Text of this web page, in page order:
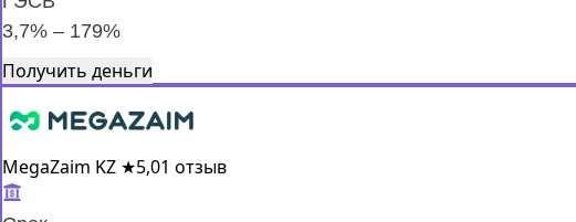
3,7% – 179%
Получить деньги
MegaZaim KZ ★5,01 отзыв